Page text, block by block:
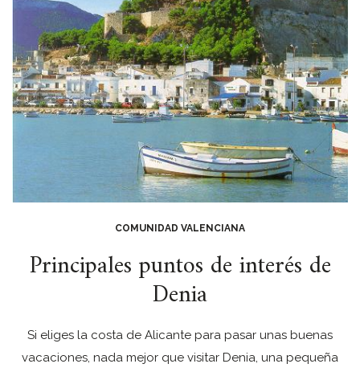
COMUNIDAD VALENCIANA
Principales puntos de interés de
Denia
Si eliges la costa de Alicante para pasar unas buenas
vacaciones, nada mejor que visitar Denia, una pequeña